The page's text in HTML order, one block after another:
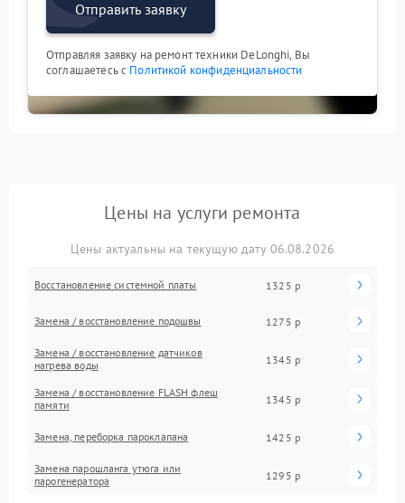
Отправить заявку
Отправляя заявку на ремонт техники DeLonghi, Вы
соглашаетесь с Политикой конфиденциальности
Цены на услуги ремонта
Цены актуальны на текущую дату 06.08.2026
Восстановление системной платы 1325 р
Замена / восстановление подошвы 1275 р
Замена / восстановление датчиков
нагрева воды
1345 р
Замена / восстановление FLASH флеш
памяти
1345 р
Замена, переборка пароклапана 1425 р
Замена парошланга утюга или
парогенератора
1295 р